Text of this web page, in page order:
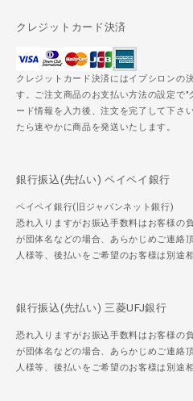
クレジットカード決済
クレジットカード決済にはイプシロンの
す。ご注文商品のお支払い方法の設定で"
ード情報を入力後、注文を完了して下さ
たら速やかに商品を発送いたします。
銀行振込(先払い) ペイペイ銀行
ペイペイ銀行(旧ジャパンネット銀行)
恐れ入りますがお振込手数料はお客様の
が団体名などの場合、あらかじめご連絡
人様等、後払いをご希望のお客様は別途
銀行振込(先払い) 三菱UFJ銀行
恐れ入りますがお振込手数料はお客様の
が団体名などの場合、あらかじめご連絡
人様等、後払いをご希望のお客様は別途